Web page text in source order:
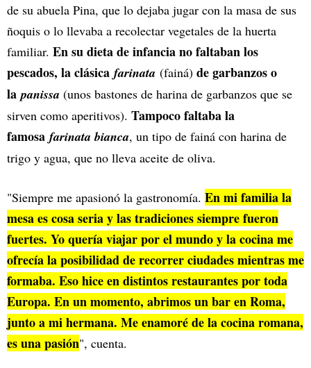
de su abuela Pina, que lo dejaba jugar con la masa de sus
ñoquis o lo llevaba a recolectar vegetales de la huerta
familiar. En su dieta de infancia no faltaban los
pescados, la clásica farinata (fainá) de garbanzos o
lapanissa (unos bastones de harina de garbanzos que se
sirven como aperitivos). Tampoco faltaba la
famosa farinata bianca, un tipo de fainá con harina de
trigo y agua, que no lleva aceite de oliva.
"Siempre me apasionó la gastronomía. En mi familia la
mesa es cosa seria y las tradiciones siempre fueron
fuertes. Yo quería viajar por el mundo y la cocina me
ofrecía la posibilidad de recorrer ciudades mientras me
formaba. Eso hice en distintos restaurantes por toda
Europa. En un momento, abrimos un bar en Roma,
junto a mi hermana. Me enamoré de la cocina romana,
es una pasión", cuenta.